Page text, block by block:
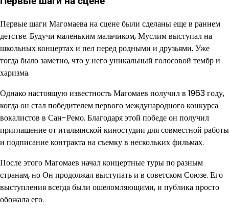
Первые шаги Магомаева на сцене были сделаны еще в раннем
детстве. Будучи маленьким мальчиком, Муслим выступал на
школьных концертах и пел перед родными и друзьями. Уже
тогда было заметно, что у него уникальный голосовой тембр и
харизма.
Однако настоящую известность Магомаев получил в 1963 году,
когда он стал победителем первого международного конкурса
вокалистов в Сан-Ремо. Благодаря этой победе он получил
приглашение от итальянской киностудии для совместной работы
и подписание контракта на съемку в нескольких фильмах.
После этого Магомаев начал концертные туры по разным
странам, но Он продолжал выступать и в советском Союзе. Его
выступления всегда были ошеломляющими, и публика просто
обожала его.